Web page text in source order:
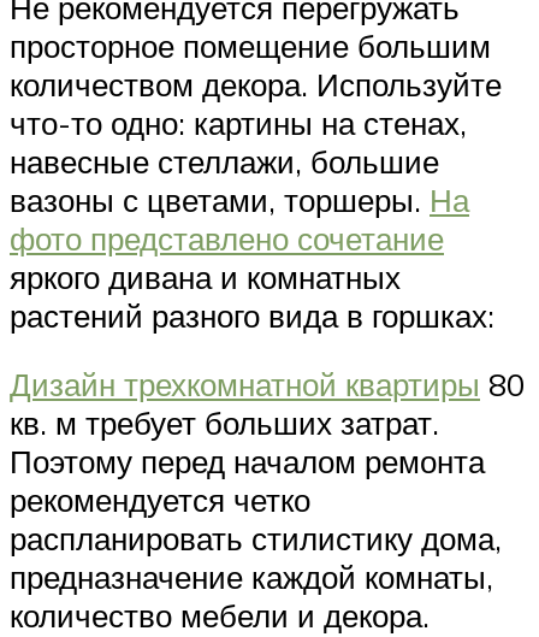
просторное помещение большим
количеством декора. Используйте
что-то одно: картины на стенах,
навесные стеллажи, большие
вазоны с цветами, торшеры. На
фото представлено сочетание
яркого дивана и комнатных
растений разного вида в горшках:
Дизайн трехкомнатной квартиры 80
кв. м требует больших затрат.
Поэтому перед началом ремонта
рекомендуется четко
распланировать стилистику дома,
предназначение каждой комнаты,
количество мебели и декора.